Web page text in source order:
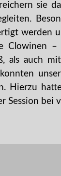
sie
werden
–
als auch
Hierzu
Session bei